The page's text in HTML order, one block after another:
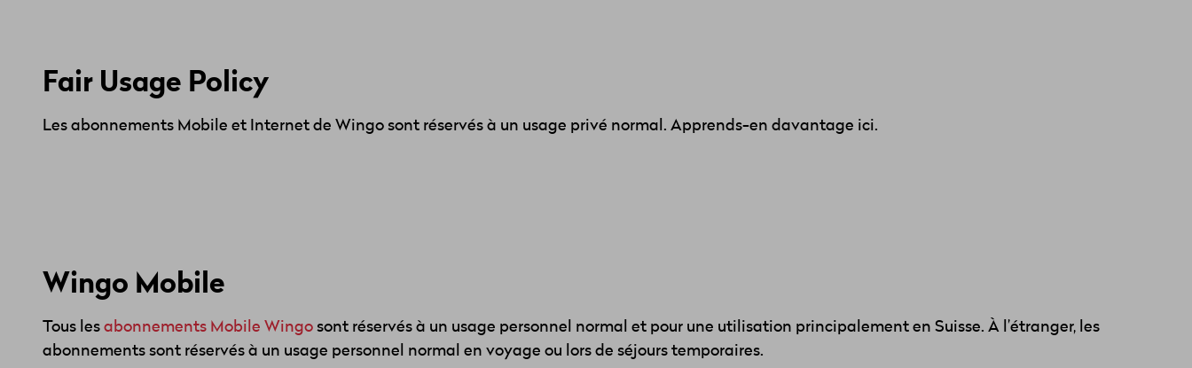
Fair Usage Policy
Les abonnements Mobile et Internet de Wingo sont réservés à un usage privé normal. Apprends-en davantage ici.
Wingo Mobile
Tous les abonnements Mobile Wingo sont réservés à un usage personnel normal et pour une utilisation principalement en Suisse. À l’étranger, les
abonnements sont réservés à un usage personnel normal en voyage ou lors de séjours temporaires.